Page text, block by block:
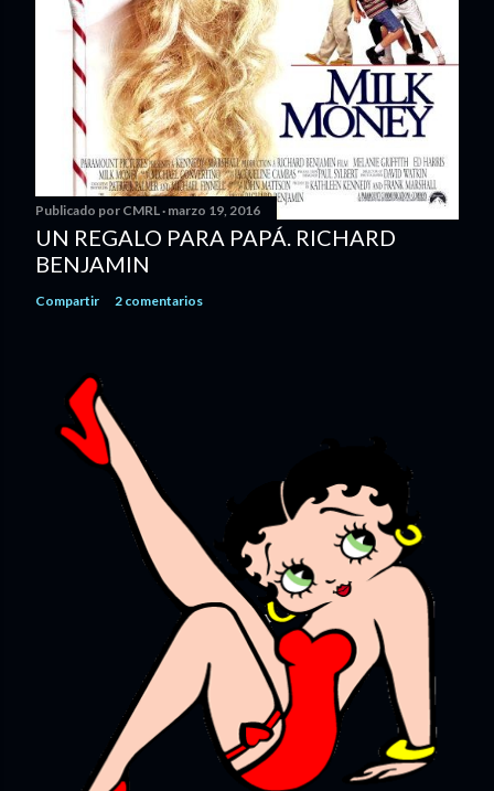
Publicado por CMRL marzo 19, 2016
UN REGALO PARA PAPÁ. RICHARD
BENJAMIN
Compartir 2 comentarios